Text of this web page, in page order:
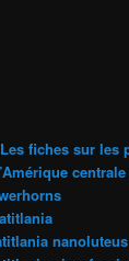
Les fiches sur les
centrale
nanoluteus